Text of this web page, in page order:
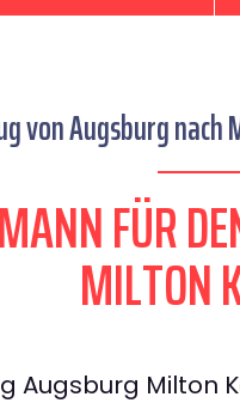
von Augsburg
FÜR
MILTON
Augsburg Milton